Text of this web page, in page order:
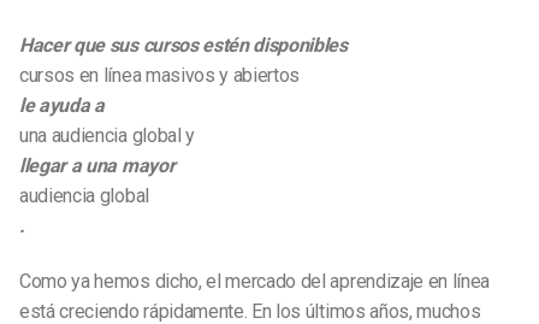
Hacer que sus cursos estén disponibles
cursos en línea masivos y abiertos
le ayuda a
una audiencia global y
llegar a una mayor
audiencia global
.
Como ya hemos dicho, el mercado del aprendizaje en línea
está creciendo rápidamente. En los últimos años, muchos